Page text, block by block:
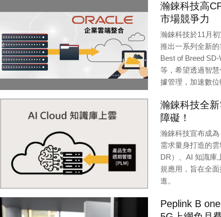
瀚錸科技高
市場競爭力
瀚錸科技於11月
推出一系列全新
Best of Breed
等，希望透過智
據管理，加速數
瀚錸科技全
障礙！
瀚錸科技宣布成
需求量身打造的
DR）、AI 知識庫
規應用，旨在全
進。
Peplink B